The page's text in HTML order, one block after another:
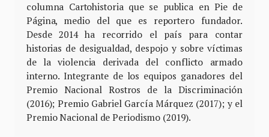
columna Cartohistoria que se publica en Pie de
Página, medio del que es reportero fundador.
Desde 2014 ha recorrido el país para contar
historias de desigualdad, despojo y sobre víctimas
de la violencia derivada del conflicto armado
interno. Integrante de los equipos ganadores del
Premio Nacional Rostros de la Discriminación
(2016); Premio Gabriel García Márquez (2017); y el
Premio Nacional de Periodismo (2019).